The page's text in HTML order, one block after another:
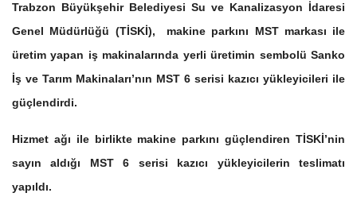
Trabzon Büyükşehir Belediyesi Su ve Kanalizasyon İdaresi
Genel Müdürlüğü (TİSKİ), makine parkını MST markası ile
üretim yapan iş makinalarında yerli üretimin sembolü Sanko
İş ve Tarım Makinaları’nın MST 6 serisi kazıcı yükleyicileri ile
güçlendirdi.
Hizmet ağı ile birlikte makine parkını güçlendiren TİSKİ’nin
sayın aldığı MST 6 serisi kazıcı yükleyicilerin teslimatı
yapıldı.